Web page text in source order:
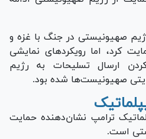
صهیونیستی در جنگ با غزه و
کرد، اما رویکرد‌های نمایشی
ارسال تسلیحات به رژیم
صهیونیست‌ها شده بود.
ترامپ نشان‌دهنده حمایت
است.